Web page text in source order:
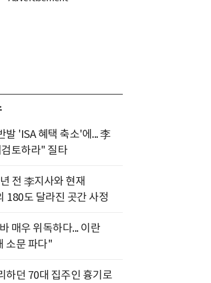
발 'ISA 혜택 축소'에... 李
토하라" 질타
전 李지사와 현재
180도 달라진 곳간 사정
매우 위독하다... 이란
소문 파다"
하던 70대 집주인 흉기로